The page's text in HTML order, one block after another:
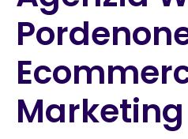
Marketing